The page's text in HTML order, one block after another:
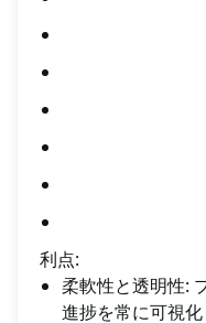
利点:
柔軟性と透明性:
進捗を常に可視